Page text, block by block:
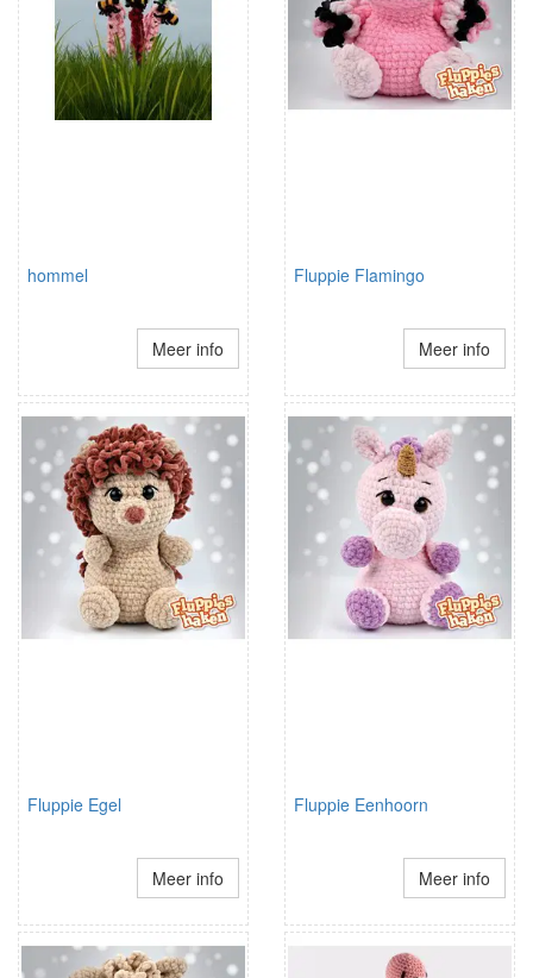
hommel
Meer info
Fluppie Flamingo
Meer info
Fluppie Egel
Meer info
Fluppie Eenhoorn
Meer info